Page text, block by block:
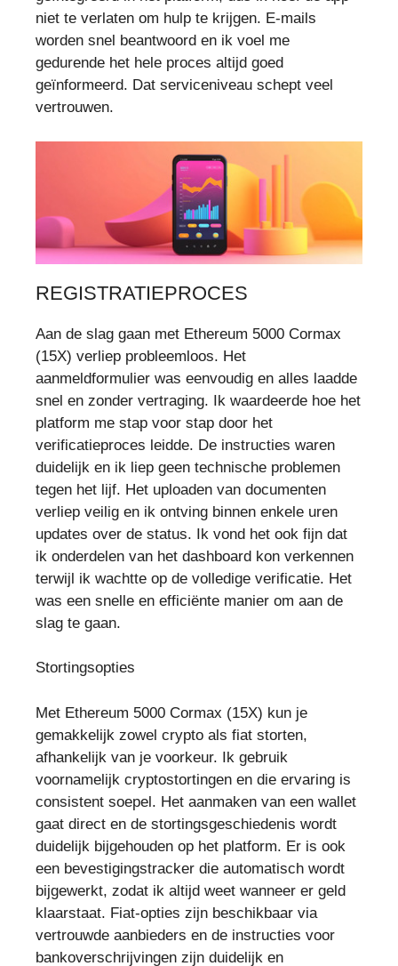
niet te verlaten om hulp te krijgen. E-mails
worden snel beantwoord en ik voel me
gedurende het hele proces altijd goed
geïnformeerd. Dat serviceniveau schept veel
vertrouwen.
REGISTRATIEPROCES
Aan de slag gaan met Ethereum 5000 Cormax
(15X) verliep probleemloos. Het
aanmeldformulier was eenvoudig en alles laadde
snel en zonder vertraging. Ik waardeerde hoe het
platform me stap voor stap door het
verificatieproces leidde. De instructies waren
duidelijk en ik liep geen technische problemen
tegen het lijf. Het uploaden van documenten
verliep veilig en ik ontving binnen enkele uren
updates over de status. Ik vond het ook fijn dat
ik onderdelen van het dashboard kon verkennen
terwijl ik wachtte op de volledige verificatie. Het
was een snelle en efficiënte manier om aan de
slag te gaan.
Stortingsopties
Met Ethereum 5000 Cormax (15X) kun je
gemakkelijk zowel crypto als fiat storten,
afhankelijk van je voorkeur. Ik gebruik
voornamelijk cryptostortingen en die ervaring is
consistent soepel. Het aanmaken van een wallet
gaat direct en de stortingsgeschiedenis wordt
duidelijk bijgehouden op het platform. Er is ook
een bevestigingstracker die automatisch wordt
bijgewerkt, zodat ik altijd weet wanneer er geld
klaarstaat. Fiat-opties zijn beschikbaar via
vertrouwde aanbieders en de instructies voor
bankoverschrijvingen zijn duidelijk en